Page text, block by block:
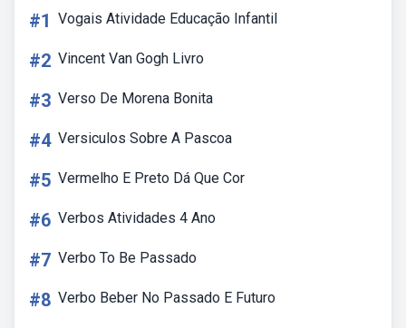
#1 Vogais Atividade Educação Infantil
#2 Vincent Van Gogh Livro
#3 Verso De Morena Bonita
#4 Versiculos Sobre A Pascoa
#5 Vermelho E Preto Dá Que Cor
#6 Verbos Atividades 4 Ano
#7 Verbo To Be Passado
#8 Verbo Beber No Passado E Futuro